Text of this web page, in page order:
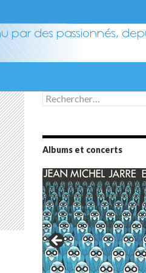
Rechercher :
Albums et concerts